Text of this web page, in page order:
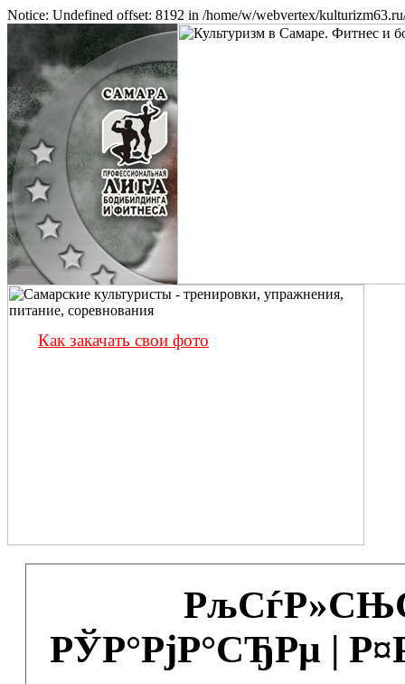
Notice: Undefined offset: 8192 in /home/w/webvertex/
РЎР°РјР°СЂРµ |
Как закачать свои фото